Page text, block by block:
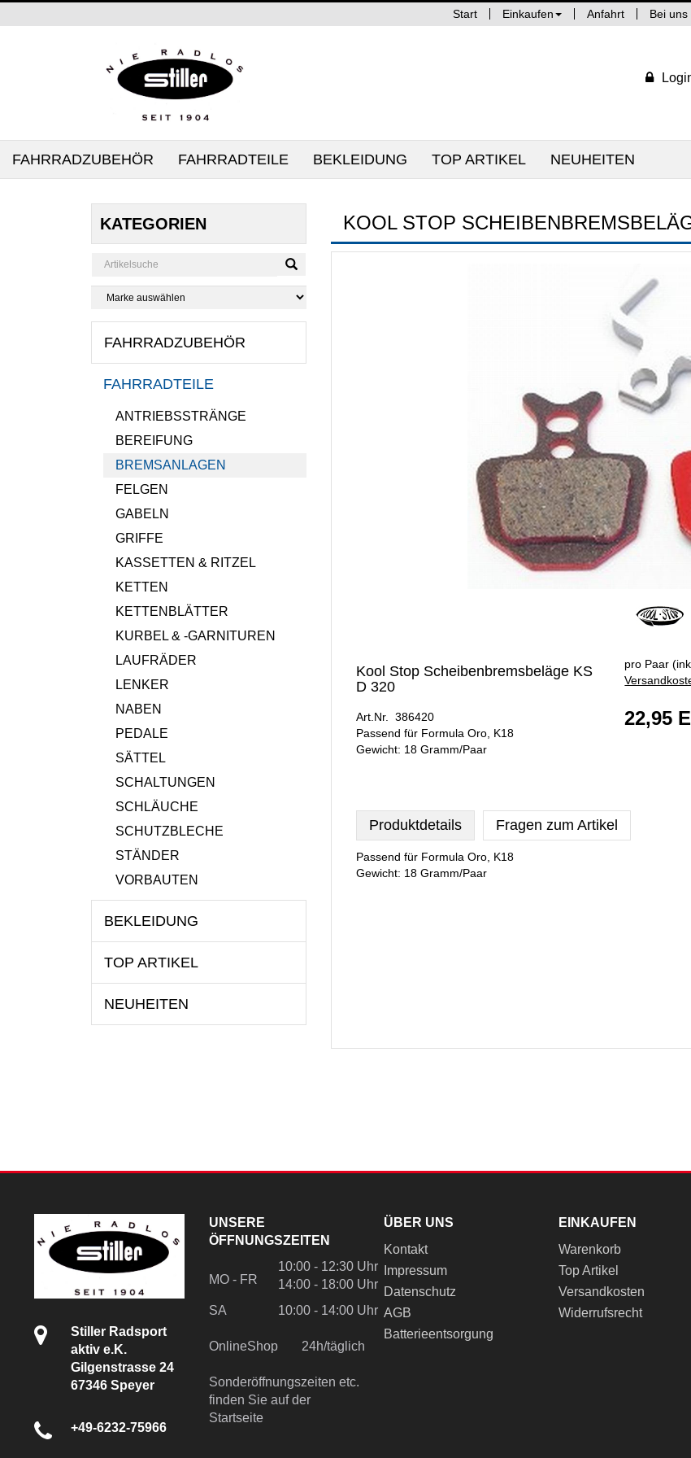
Start Einkaufen Anfahrt Bei uns
FAHRRADZUBEHÖR FAHRRADTEILE BEKLEIDUNG TOP ARTIKEL NEUHEITEN
KATEGORIEN
FAHRRADZUBEHÖR
FAHRRADTEILE
ANTRIEBSSTRÄNGE
BEREIFUNG
BREMSANLAGEN
FELGEN
GABELN
GRIFFE
KASSETTEN & RITZEL
KETTEN
KETTENBLÄTTER
KURBEL & -GARNITUREN
LAUFRÄDER
LENKER
NABEN
PEDALE
SÄTTEL
SCHALTUNGEN
SCHLÄUCHE
SCHUTZBLECHE
STÄNDER
VORBAUTEN
BEKLEIDUNG
TOP ARTIKEL
NEUHEITEN
KOOL STOP
Kool Stop Scheibenbremsbeläge KS
D 320
Art.Nr. 386420
Passend für Formula Oro, K18
Gewicht: 18 Gramm/Paar
pro Paar
22,95
Produktdetails Fragen zum Artikel
Passend für Formula Oro, K18
Gewicht: 18 Gramm/Paar
Stiller Radsport
aktiv e.K.
Gilgenstrasse 24
67346 Speyer
+49-6232-75966
UNSERE
ÖFFNUNGSZEITEN
MO - FR
10:00 - 12:30 Uhr
14:00 - 18:00 Uhr
SA
10:00 - 14:00 Uhr
OnlineShop 24h/täglich
Sonderöffnungszeiten etc.
finden Sie auf der
Startseite
ÜBER UNS
Kontakt
Impressum
Datenschutz
AGB
Batterieentsorgung
EINKAUFEN
Warenkorb
Top Artikel
Versandkosten
Widerrufsrecht